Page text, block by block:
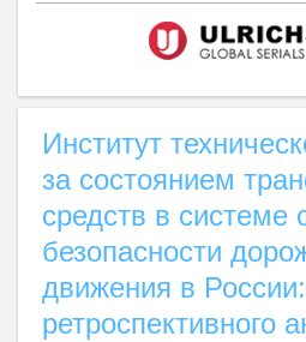
Институт
за состоянием
средств в системе
безопасности
движения в
ретроспективного